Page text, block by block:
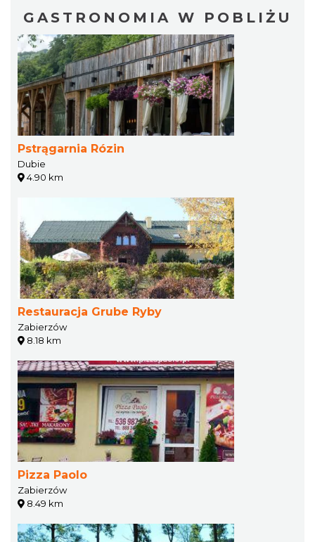
GASTRONOMIA W POBLIŻU
Pstrągarnia Rózin
Dubie
4.90 km
Restauracja Grube Ryby
Zabierzów
8.18 km
Pizza Paolo
Zabierzów
8.49 km